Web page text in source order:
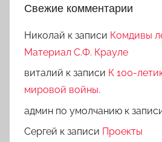
Свежие комментарии
Николай к записи Комдивы
Материал С.Ф. Крауле
виталий к записи К 100-
мировой войны.
админ по умолчанию к
Сергей к записи Проекты